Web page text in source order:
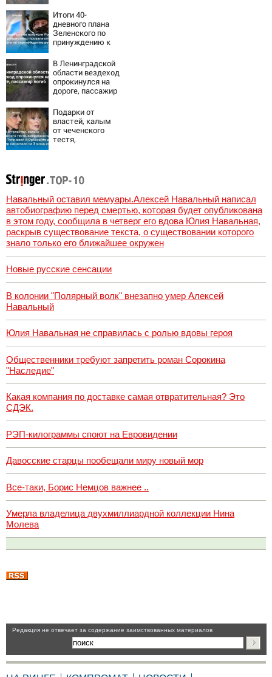
точность
попаданий по
объектам ВСУ
Итоги 40-
дневного плана
Зеленского по
принуждению к
ответила Россия,
полный разбор
провала операции
Украины от
военкора Коца
В Ленинградской
области вездеход
опрокинулся на
дороге, пассажир
Подарки от
властей, калым
от чеченского
тестя,
Орбакайте домов
и квартир
насчитали на 3
млрд рублей
Навальный оставил мемуары.Алексей Навальный написал
автобиографию перед смертью, которая будет опубликована
в этом году, сообщила в четверг его вдова Юлия Навальная,
раскрыв существование текста, о существовании которого
знало только его ближайшее окружен
Новые русские сенсации
В колонии "Полярный волк" внезапно умер Алексей
Навальный
Юлия Навальная не справилась с ролью вдовы героя
Общественники требуют запретить роман Сорокина
"Наследие"
Какая компания по доставке самая отвратительная? Это
СДЭК.
РЭП-килограммы споют на Евровидении
Давосские старцы пообещали миру новый мор
Все-таки, Борис Немцов важнее ..
Умерла владелица двухмиллиардной коллекции Нина
Молева
Pедакция не отвечает за содержание заимствованных материалов